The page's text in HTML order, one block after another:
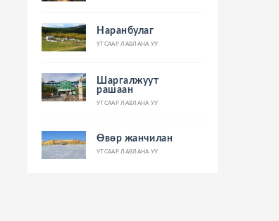
Наранбулаг
УТСААР ЛАВЛАНА УУ
Шаргалжуут
рашаан
УТСААР ЛАВЛАНА УУ
Өвөр жанчилан
УТСААР ЛАВЛАНА УУ